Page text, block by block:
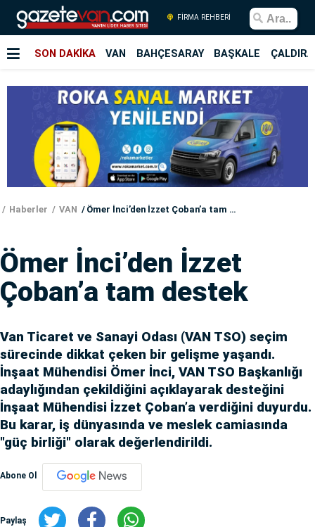
FİRMA REHBERİ
SON DAKİKA VAN BAHÇESARAY BAŞKALE
Haberler VAN Ömer İnci’den İzzet Çoban’a tam destek
Ömer İnci’den İzzet
Çoban’a tam destek
Van Ticaret ve Sanayi Odası (VAN TSO) seçim
sürecinde dikkat çeken bir gelişme yaşandı.
İnşaat Mühendisi Ömer İnci, VAN TSO Başkanlığı
adaylığından çekildiğini açıklayarak desteğini
İnşaat Mühendisi İzzet Çoban’a verdiğini duyurdu.
Bu karar, iş dünyasında ve meslek camiasında
"güç birliği" olarak değerlendirildi.
Abone Ol
Paylaş